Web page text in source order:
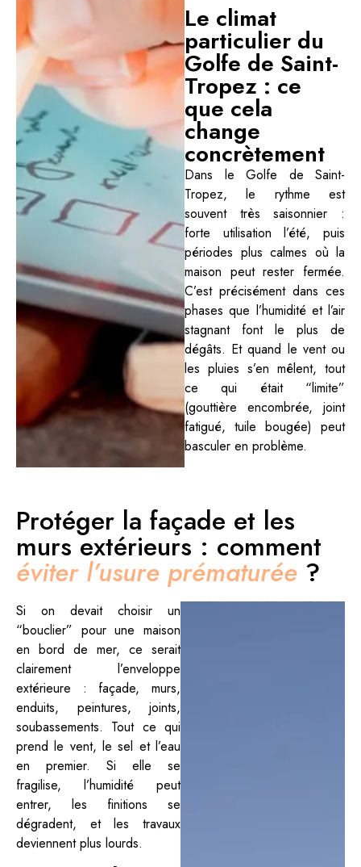
Le climat
particulier du
Golfe de Saint-
Tropez : ce
que cela
change
concrètement
Dans le Golfe de Saint-
Tropez, le rythme est
souvent très saisonnier :
forte utilisation l’été, puis
périodes plus calmes où la
maison peut rester fermée.
C’est précisément dans ces
phases que l’humidité et l’air
stagnant font le plus de
dégâts. Et quand le vent ou
les pluies s’en mêlent, tout
ce qui était “limite”
(gouttière encombrée, joint
fatigué, tuile bougée) peut
basculer en problème.
Protéger la façade et les
murs extérieurs : comment
éviter l’usure prématurée ?
Si on devait choisir un
“bouclier” pour une maison
en bord de mer, ce serait
clairement l’enveloppe
extérieure : façade, murs,
enduits, peintures, joints,
soubassements. Tout ce qui
prend le vent, le sel et l’eau
en premier. Si elle se
fragilise, l’humidité peut
entrer, les finitions se
dégradent, et les travaux
deviennent plus lourds.